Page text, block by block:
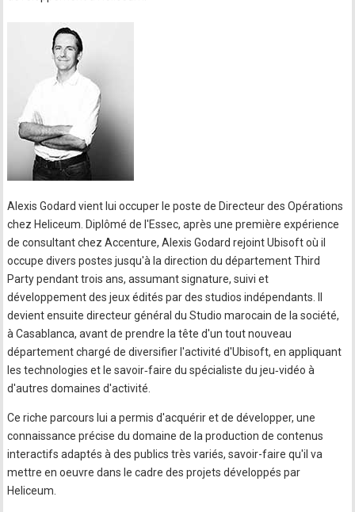
Alexis Godard vient lui occuper le poste de Directeur des Opérations
chez Heliceum. Diplômé de l'Essec, après une première expérience
de consultant chez Accenture, Alexis Godard rejoint Ubisoft où il
occupe divers postes jusqu'à la direction du département Third
Party pendant trois ans, assumant signature, suivi et
développement des jeux édités par des studios indépendants. Il
devient ensuite directeur général du Studio marocain de la société,
à Casablanca, avant de prendre la tête d'un tout nouveau
département chargé de diversifier l'activité d'Ubisoft, en appliquant
les technologies et le savoir‐faire du spécialiste du jeu‐vidéo à
d'autres domaines d'activité.
Ce riche parcours lui a permis d'acquérir et de développer, une
connaissance précise du domaine de la production de contenus
interactifs adaptés à des publics très variés, savoir-faire qu'il va
mettre en oeuvre dans le cadre des projets développés par
Heliceum.